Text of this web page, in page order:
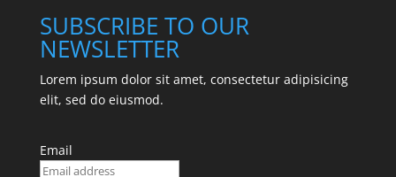
SUBSCRIBE TO OUR
NEWSLETTER
Lorem ipsum dolor sit amet, consectetur adipisicing
elit, sed do eiusmod.
Email